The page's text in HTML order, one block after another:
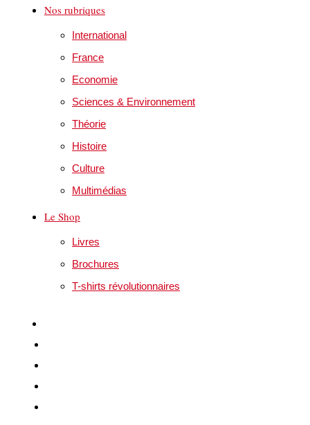
Nos rubriques
International
France
Economie
Sciences & Environnement
Théorie
Histoire
Culture
Multimédias
Le Shop
Livres
Brochures
T-shirts révolutionnaires